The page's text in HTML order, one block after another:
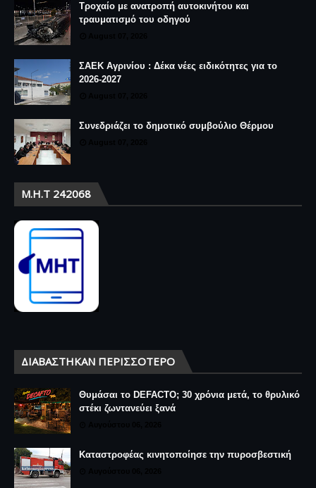
Τροχαίο με ανατροπή αυτοκινήτου και
τραυματισμό του οδηγού
ΣΑΕΚ Αγρινίου : Δέκα νέες ειδικότητες για το
2026-2027
Συνεδριάζει το δημοτικό συμβούλιο Θέρμου
Μ.Η.Τ 242068
ΔΙΑΒΆΣΤΗΚΑΝ ΠΕΡΙΣΣΌΤΕΡΟ
Θυμάσαι το DEFACTO; 30 χρόνια μετά, το θρυλικό
στέκι ζωντανεύει ξανά
Καταστροφέας κινητοποίησε την πυροσβεστική